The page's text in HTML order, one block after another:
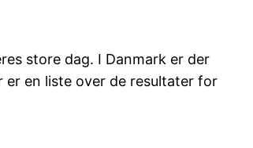
store dag. I Danmark er der
en liste over de resultater for